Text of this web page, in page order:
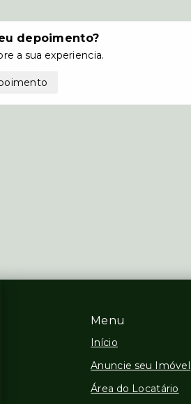
depoimento?
a sua experiencia.
Menu
Início
Anuncie seu Imóvel
Área do Locatário